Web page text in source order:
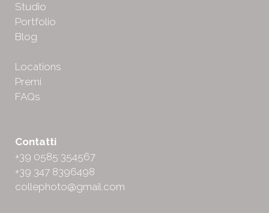
Studio
Portfolio
Blog
Locations
Premi
FAQs
Contatti
+39 0585 354567
+39 347 8396498
collephoto@gmail.com